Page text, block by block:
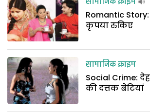
Romantic
कृपया रुकिए
सामाजिक क्राइम
Social Crime:
की दत्तक बेटियां